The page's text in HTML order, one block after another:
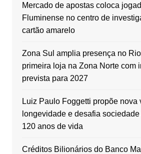
Mercado de apostas coloca
Fluminense no centro de
cartão amarelo
Zona Sul amplia presença no
primeira loja na Zona Norte com
prevista para 2027
Luiz Paulo Foggetti propõe nova
longevidade e desafia
120 anos de vida
Créditos Bilionários do Banco